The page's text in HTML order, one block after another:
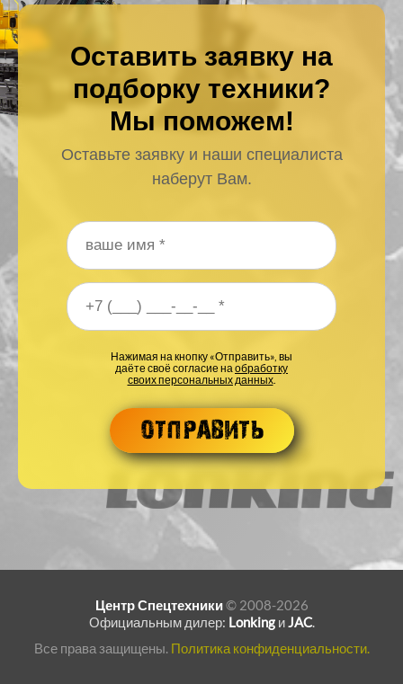
Оставить заявку на
подборку техники?
Мы поможем!
Оставьте заявку и наши специалиста
наберут Вам.
Ваше имя*
Ваш номер телефона*
Нажимая на кнопку «Отправить», вы
даёте своё согласие наобработку
своих персональных данных.
Центр Спецтехники© 2008-2026
Официальным дилер: LonkingиJAC.
Все права защищены. Политика конфиденциальности.